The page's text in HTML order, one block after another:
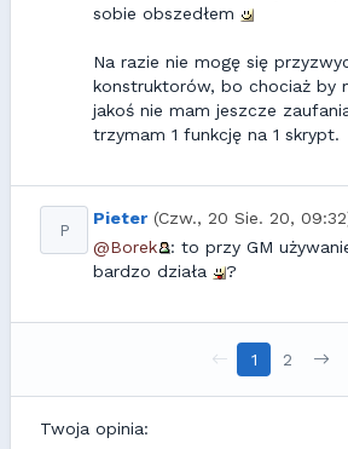
sobie obszedłem
Na razie nie mogę się
konstruktorów, bo chociaż by
jakoś nie mam jeszcze
trzymam 1 funkcję na 1 skrypt.
P
Pieter (Czw., 20 Sie. 20,
@Borek
: to przy GM
bardzo działa
?
1 2
Twoja opinia: